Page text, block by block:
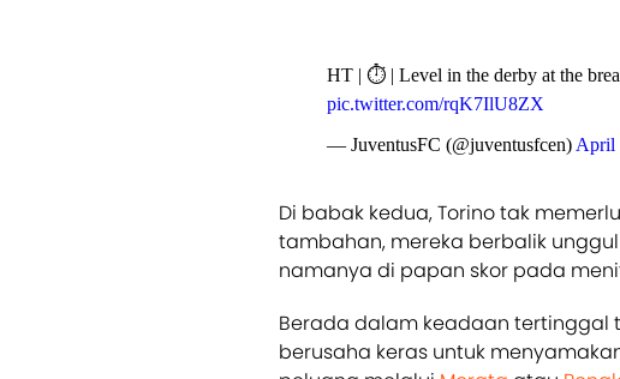
HT | ⏱ | Level in the derby at the
pic.twitter.com/rqK7IlU8ZX
— JuventusFC (@juventusfcen) April
Di babak kedua, Torino tak
tambahan, mereka berbalik
namanya di papan skor pada
Berada dalam keadaan tertinggal
berusaha keras untuk